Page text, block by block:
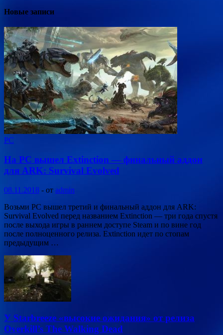
Новые записи
PC
На PC вышел Extinction — финальный аддон
для ARK: Survival Evolved
08.11.2018 - от admin
Возьми PC вышел третий и финальный аддон для ARK:
Survival Evolved перед названием Extinction — три года спустя
после выхода игры в раннем доступе Steam и по вине год
после полноценного релиза. Extinction идет по стопам
предыдущим …
У Starbreeze «высокие ожидания» от релиза
Overkill’s The Walking Dead